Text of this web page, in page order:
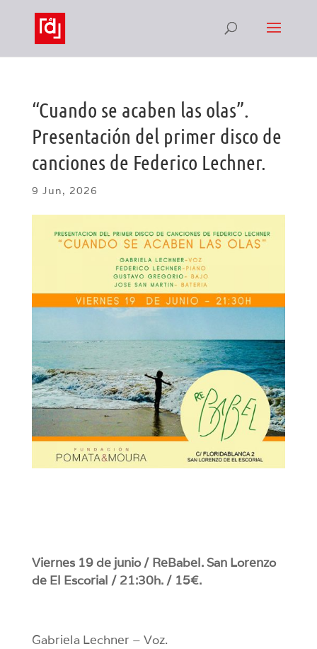
“Cuando se acaben las olas”.
Presentación del primer disco de
canciones de Federico Lechner.
9 Jun, 2026
Viernes 19 de junio / ReBabel. San Lorenzo
de El Escorial / 21:30h. / 15€.
Gabriela Lechner – Voz.